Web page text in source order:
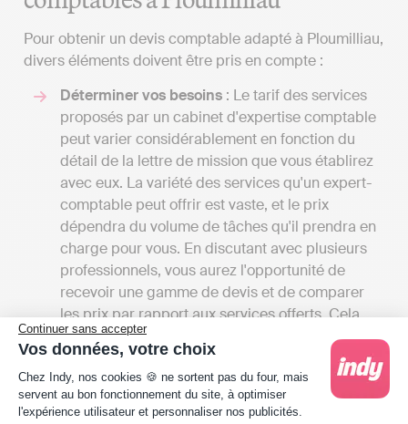
Continuer sans accepter
Vos données, votre choix
Plateforme de Gestion du Consentement :
Chez Indy, nos cookies 🍪 ne sortent pas du four, mais
servent au bon fonctionnement du site, à optimiser
l'expérience utilisateur et personnaliser nos publicités.
Pour obtenir un devis comptable adapté à Ploumilliau,
divers éléments doivent être pris en compte :
Déterminer vos besoins : Le tarif des services
proposés par un cabinet d'expertise comptable
peut varier considérablement en fonction du
détail de la lettre de mission que vous établirez
avec eux. La variété des services qu'un expert-
comptable peut offrir est vaste, et le prix
dépendra du volume de tâches qu'il prendra en
charge pour vous. En discutant avec plusieurs
professionnels, vous aurez l'opportunité de
recevoir une gamme de devis et de comparer
les prix par rapport aux services offerts. Cela
vous permettra également d'avoir une vue
d'ensemble des différents services proposés à
Ploumilliau.
Comparer les tarifs: Les frais des cabinets